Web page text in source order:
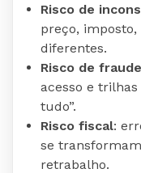
Risco de
preço,
diferentes.
Risco de
acesso e
tudo”.
Risco fiscal:
se
retrabalho.